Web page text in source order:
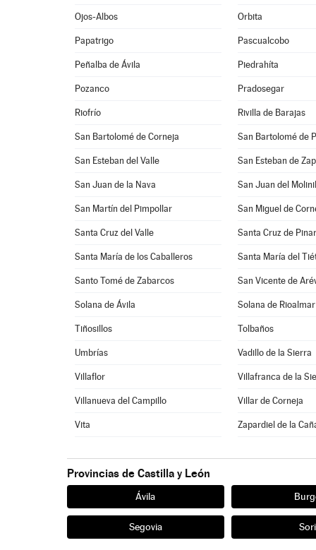
Ojos-Albos Orbita
Papatrigo Pascualcobo
Peñalba de Ávila Piedrahíta
Pozanco Pradosegar
Riofrío Rivilla de Barajas
San Bartolomé de Corneja San Bartolomé de
San Esteban del Valle San Esteban de
San Juan de la Nava San Juan del
San Martín del Pimpollar San Miguel de
Santa Cruz del Valle Santa Cruz de
Santa María de los Caballeros Santa María del
Santo Tomé de Zabarcos San Vicente de
Solana de Ávila Solana de Rioalmar
Tiñosillos Tolbaños
Umbrías Vadillo de la Sierra
Villaflor Villafranca de la
Villanueva del Campillo Villar de Corneja
Vita Zapardiel de la
Provincias de Castilla y León
Ávila
Segovia